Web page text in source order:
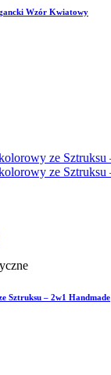
Wzór Kwiatowy
Sztruksu – 2w1 Handmade